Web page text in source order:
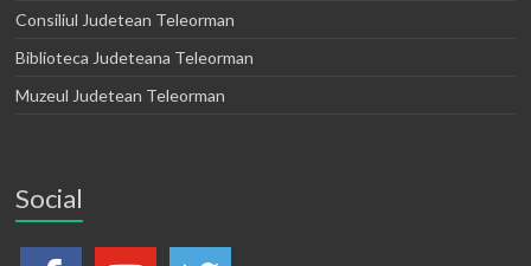
Consiliul Judetean Teleorman
Biblioteca Judeteana Teleorman
Muzeul Judetean Teleorman
Social